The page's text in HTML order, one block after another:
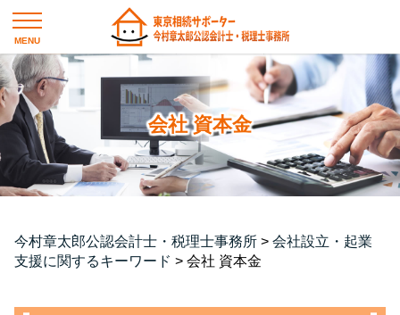
会社 資本金
今村章太郎公認会計士・税理士事務所 > 会社設立・起業
支援に関するキーワード > 会社 資本金